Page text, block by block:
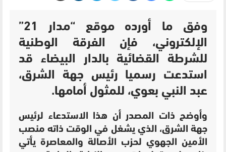
وفق ما أورده موقع “مدار 21”
الإلكتروني، فإن الفرقة الوطنية
للشرطة القضائية بالدار البيضاء قد
استدعت رسميا رئيس جهة الشرق،
عبد النبي بعوي، للمثول أمامها.
وأوضح ذات المصدر أن هذا الاستدعاء لرئيس
جهة الشرق، الذي يشغل في الوقت ذاته منصب
الأمين الجهوي لحزب الأصالة والمعاصرة يأتي